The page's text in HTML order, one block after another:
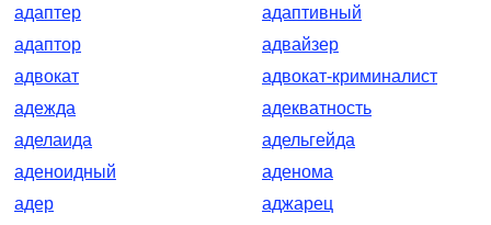
адаптер
адаптивный
адаптор
адвайзер
адвокат
адвокат-криминалист
адежда
адекватность
аделаида
адельгейда
аденоидный
аденома
адер
аджарец